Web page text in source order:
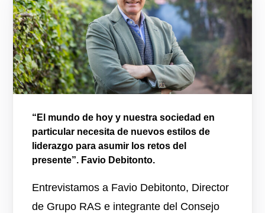
“El mundo de hoy y nuestra sociedad en
particular necesita de nuevos estilos de
liderazgo para asumir los retos del
presente”. Favio Debitonto.
Entrevistamos a Favio Debitonto, Director
de Grupo RAS e integrante del Consejo